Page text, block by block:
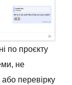
по проєкту
не
або перевірку